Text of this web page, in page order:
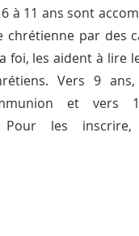
à 11 ans sont
chrétienne par des
foi, les aident à lire
Vers 9
et vers
Pour les